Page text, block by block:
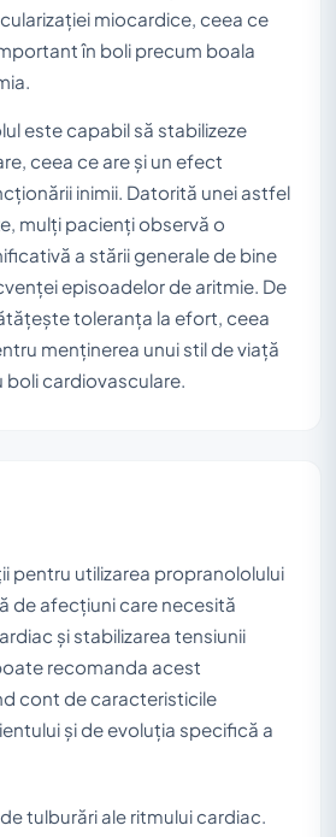
miocardice, ceea ce
în boli precum boala
este capabil să stabilizeze
ceea ce are și un efect
inimii. Datorită unei astfel
mulți pacienți observă o
a stării generale de bine
episoadelor de aritmie. De
toleranța la efort, ceea
menținerea unui stil de viață
cardiovasculare.
pentru utilizarea propranololului
de afecțiuni care necesită
și stabilizarea tensiunii
recomanda acest
cont de caracteristicile
și de evoluția specifică a
tulburări ale ritmului cardiac.